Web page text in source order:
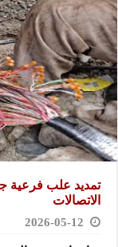
تمديد علب فرعية
الاتصالات
2026-05-12